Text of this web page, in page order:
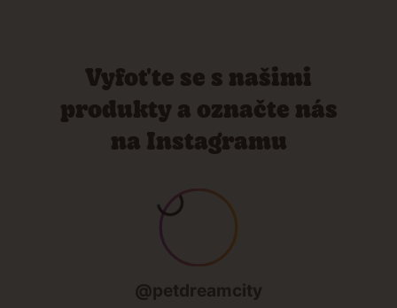
Vyfoťte se s našimi
produkty a označte nás
na Instagramu